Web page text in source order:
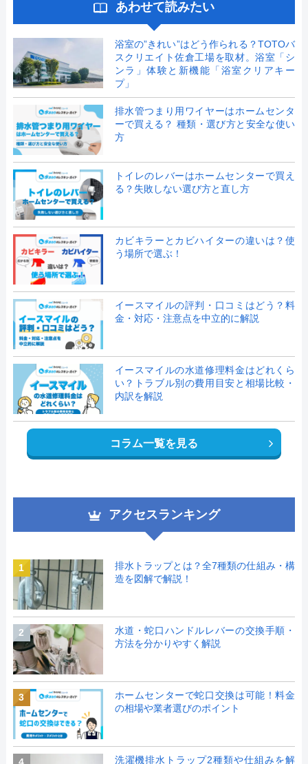
あわせて読みたい
浴室の”きれい”はどう作られる？TOTOバ
スクリエイト佐倉工場を取材。浴室「シ
ンラ」体験と新機能「浴室クリアキー
プ」
排水管つまり用ワイヤーはホームセンタ
ーで買える？ 種類・選び方と安全な使い
方
トイレのレバーはホームセンターで買え
る？失敗しない選び方と直し方
カビキラーとカビハイターの違いは？使
う場所で選ぶ！
イースマイルの評判・口コミはどう？料
金・対応・注意点を中立的に解説
イースマイルの水道修理料金はどれくら
い？トラブル別の費用目安と相場比較・
内訳を解説
コラム一覧を見る
アクセスランキング
1
排水トラップとは？全7種類の仕組み・構
造を図解で解説！
2
水道・蛇口ハンドルレバーの交換手順・
方法を分かりやすく解説
3
ホームセンターで蛇口交換は可能！料金
の相場や業者選びのポイント
洗濯機排水トラップ2種類や仕組みを解